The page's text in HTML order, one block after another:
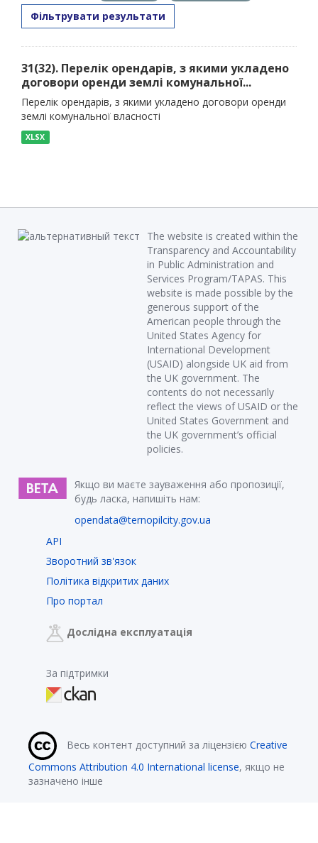
Фільтрувати результати
31(32). Перелік орендарів, з якими укладено
договори оренди землі комунальної...
Перелік орендарів, з якими укладено договори оренди
землі комунальної власності
XLSX
The website is created within the
Transparency and Accountability
in Public Administration and
Services Program/TAPAS. This
website is made possible by the
generous support of the
American people through the
United States Agency for
International Development
(USAID) alongside UK aid from
the UK government. The
contents do not necessarily
reflect the views of USAID or the
United States Government and
the UK government’s official
policies.
Якщо ви маєте зауваження або пропозиції,
будь ласка, напишіть нам:
opendata@ternopilcity.gov.ua
API
Зворотний зв'язок
Політика відкритих даних
Про портал
Дослідна експлуатація
За підтримки
Весь контент доступний за ліцензією Creative
Commons Attribution 4.0 International license, якщо не
зазначено інше